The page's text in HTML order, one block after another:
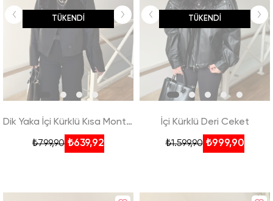
TÜKENDI
Dik Yaka İçi Kürklü Kısa Mont - Siyah
₺639,92
₺799,90
TÜKENDI
İçi Kürklü Deri Ceket
₺999,90
₺1.599,90